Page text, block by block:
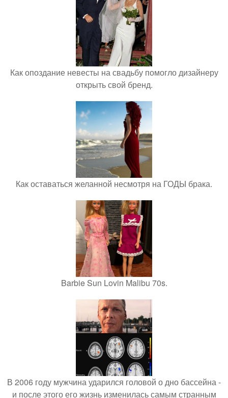
Как опоздание невесты на свадьбу помогло дизайнеру
открыть свой бренд.
Как оставаться желанной несмотря на ГОДЫ брака.
Barbie Sun Lovin Malibu 70s.
В 2006 году мужчина ударился головой о дно бассейна -
и после этого его жизнь изменилась самым странным